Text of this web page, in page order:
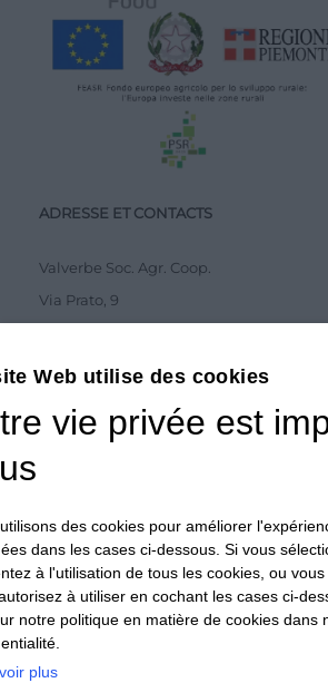
ADRESSE ET CONTACTS
Valverbe Soc. Agr. Coop.
Via Prato, 9
ABONNEMENT AU BULLETIN
J'accepte la Privacy Policy
ENVOYER
Web utilise des cookies
vie privée est
des cookies pour améliorer
dans les cases ci-dessous. Si vous
à l'utilisation de tous les cookies, ou
à utiliser en cochant les cases ci-
notre politique en matière de cookies dans
plus